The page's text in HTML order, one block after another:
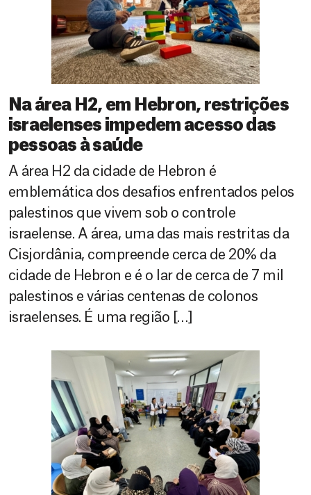
Na área H2, em Hebron, restrições
israelenses impedem acesso das
pessoas à saúde
A área H2 da cidade de Hebron é
emblemática dos desafios enfrentados pelos
palestinos que vivem sob o controle
israelense. A área, uma das mais restritas da
Cisjordânia, compreende cerca de 20% da
cidade de Hebron e é o lar de cerca de 7 mil
palestinos e várias centenas de colonos
israelenses. É uma região […]